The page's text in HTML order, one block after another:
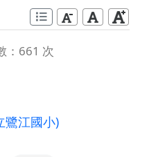
：661 次
鷺江國小)